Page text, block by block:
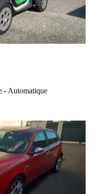
- Automatique